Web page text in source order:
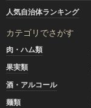
人気自治体ランキング
カテゴリでさがす
肉・ハム類
果実類
酒・アルコール
麺類